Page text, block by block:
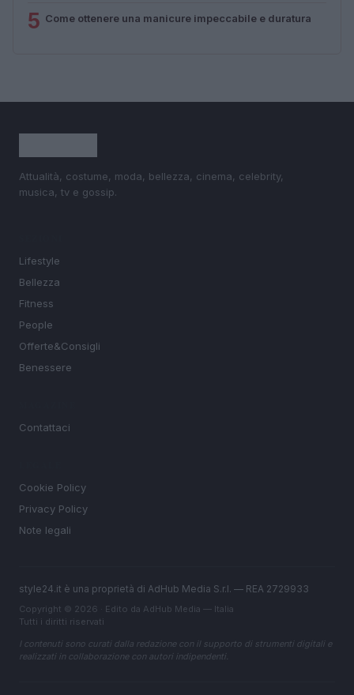
5 Come ottenere una manicure impeccabile e duratura
Attualità, costume, moda, bellezza, cinema, celebrity,
musica, tv e gossip.
Lifestyle
Bellezza
Fitness
People
Offerte&Consigli
Benessere
Contattaci
Cookie Policy
Privacy Policy
Note legali
style24.it è una proprietà di AdHub Media S.r.l. — REA 2729933
Copyright © 2026 · Edito da AdHub Media — Italia
Tutti i diritti riservati
I contenuti sono curati dalla redazione con il supporto di strumenti digitali e
realizzati in collaborazione con autori indipendenti.